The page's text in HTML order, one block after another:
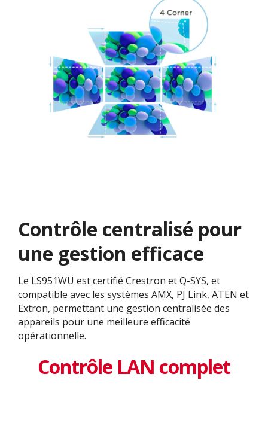
Contrôle centralisé pour
une gestion efficace
Le LS951WU est certifié Crestron et Q-SYS, et
compatible avec les systèmes AMX, PJ Link, ATEN et
Extron, permettant une gestion centralisée des
appareils pour une meilleure efficacité
opérationnelle.
Contrôle LAN complet